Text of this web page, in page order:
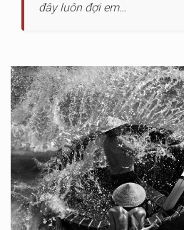
đây luôn đợi em…